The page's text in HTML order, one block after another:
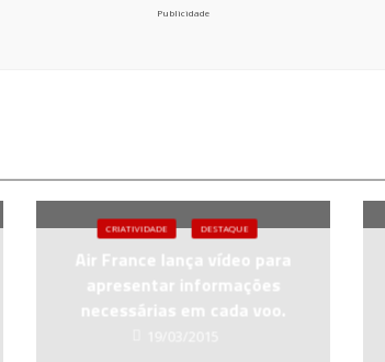
Publicidade
CRIATIVIDADE DESTAQUE
Air France lança vídeo para
apresentar informações
necessárias em cada voo.